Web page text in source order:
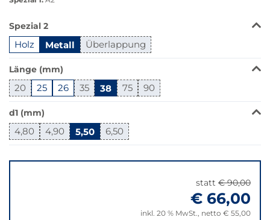
Das
Produkt
ist
in
dieser
Variante
nicht
verfügbar.
Bei
Klick
wechselt
der
Spezial 2
Holz Metall Überlappung
Länge (mm)
20 25 26 35 38 75 90
d1 (mm)
4,80 4,90 5,50 6,50
zu
statt € 90,00
€ 66,00
inkl. 20 % MwSt., netto € 55,00